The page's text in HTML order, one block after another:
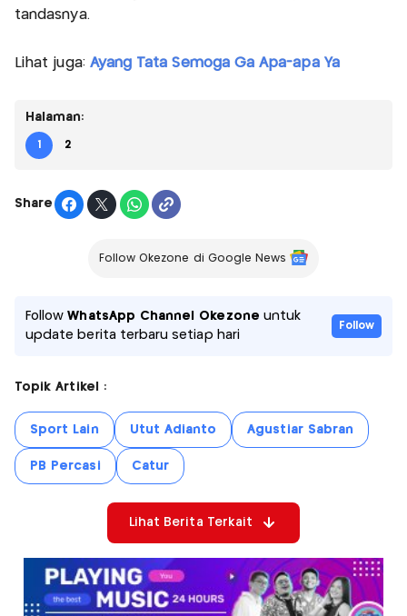
tandasnya.
Lihat juga: Ayang Tata Semoga Ga Apa-apa Ya
Halaman:
1 2
Share
Follow Okezone di Google News
FollowWhatsApp Channel Okezone untuk
update berita terbaru setiap hari
Follow
Topik Artikel :
Sport Lain Utut Adianto Agustiar Sabran
PB Percasi Catur
Lihat Berita Terkait